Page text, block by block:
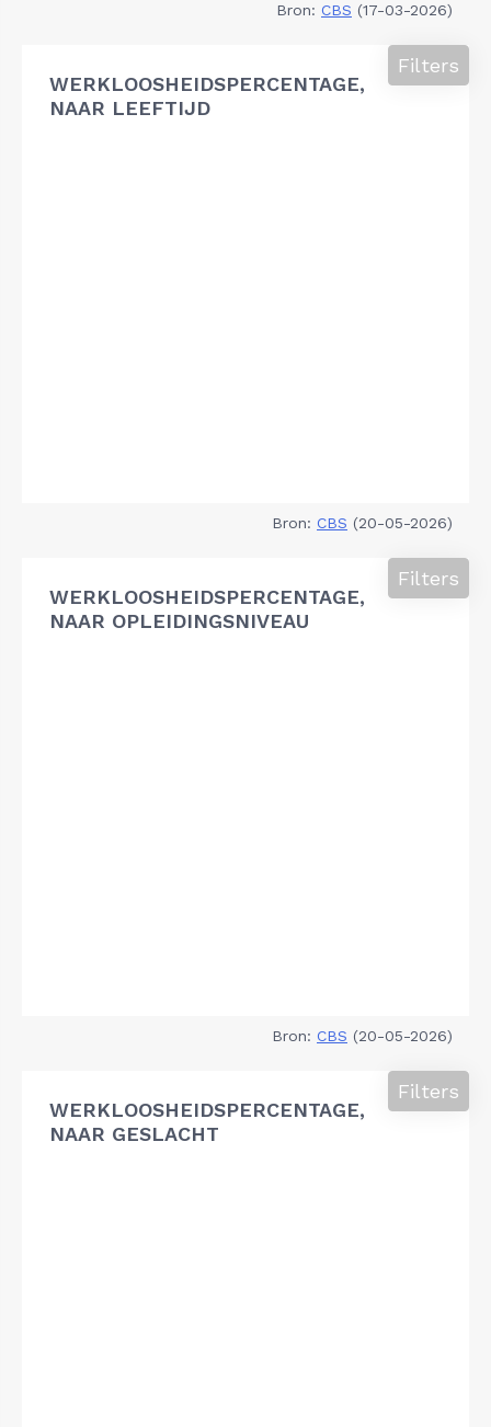
Bron: CBS (17-03-2026)
WERKLOOSHEIDSPERCENTAGE,
NAAR LEEFTIJD
Filters
Bron: CBS (20-05-2026)
WERKLOOSHEIDSPERCENTAGE,
NAAR OPLEIDINGSNIVEAU
Filters
Bron: CBS (20-05-2026)
WERKLOOSHEIDSPERCENTAGE,
NAAR GESLACHT
Filters